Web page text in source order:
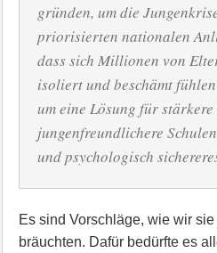
gründen, um die
priorisierten nationalen
dass sich Millionen von
isoliert und beschämt
um eine Lösung für
jungenfreundlichere
und psychologisch
Es sind Vorschläge, wie wir
bräuchten. Dafür bedürfte es